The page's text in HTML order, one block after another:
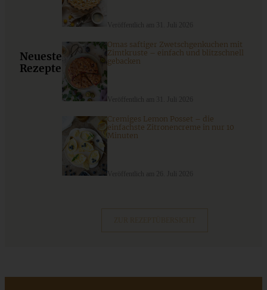
Mediterran gewürztes Gemüse auf cremigem Tahini-
Minz-Joghurt
Neueste
Rezepte
Omas saftiger Zwetschgenkuchen mit
Zimtkruste – einfach und blitzschnell
gebacken
Veröffentlich am 31. Juli 2026
Cremiges Lemon Posset – die
einfachste Zitronencreme in nur 10
Minuten
Veröffentlich am 26. Juli 2026